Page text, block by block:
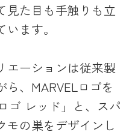
見た目も手触りも立
ます。
ーションは従来製
、MARVELロゴを
ゴ レッド」と、スパ
モの巣をデザインし